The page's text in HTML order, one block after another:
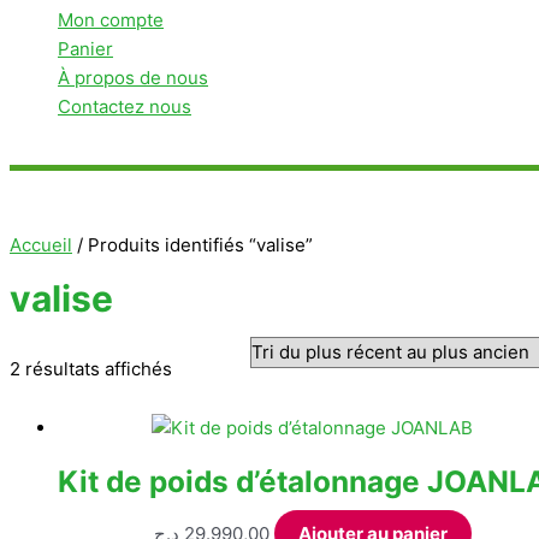
Mon compte
Panier
À propos de nous
Contactez nous
Accueil / Produits identifiés “valise”
valise
2 résultats affichés
plus
au
Kit de poids d’étalonnage
29.990,00 د.ج Ajouter au panier